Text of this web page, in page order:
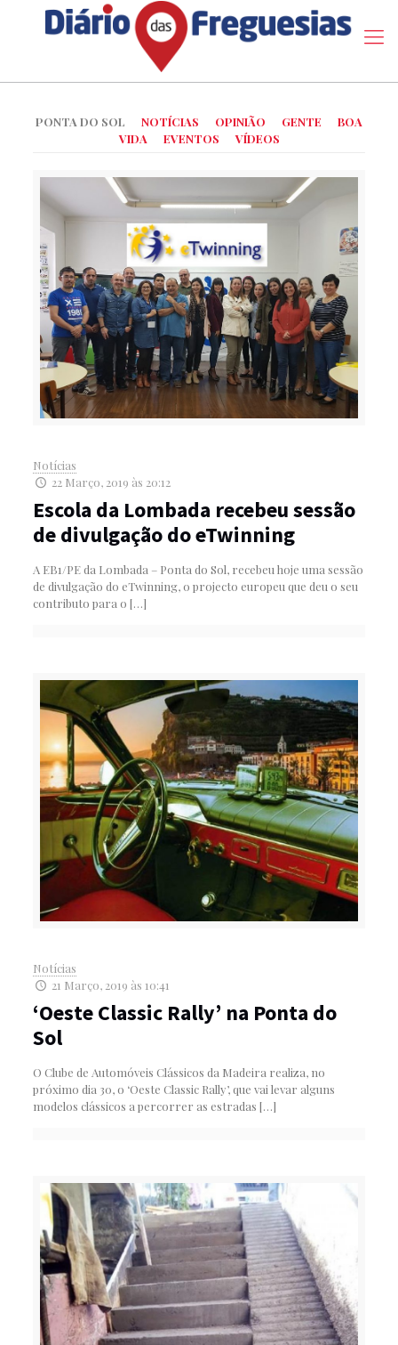
PONTA DO SOL NOTÍCIAS OPINIÃO GENTE
BOA
VIDA
EVENTOS VÍDEOS
Notícias
22 Março, 2019 às 20:12
Escola da Lombada recebeu sessão
de divulgação do eTwinning
A EB1/PE da Lombada – Ponta do Sol, recebeu hoje uma sessão
de divulgação do eTwinning, o projecto europeu que deu o seu
contributo para o […]
Notícias
21 Março, 2019 às 10:41
‘Oeste Classic Rally’ na Ponta do
Sol
O Clube de Automóveis Clássicos da Madeira realiza, no
próximo dia 30, o ‘Oeste Classic Rally’, que vai levar alguns
modelos clássicos a percorrer as estradas […]